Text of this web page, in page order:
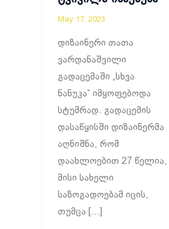
May 17, 2023
დიზაინერი თათა
ვარდანაშვილი
გადაცემაში „სხვა
ნანუკა“ იმყოფებოდა
სტუმრად. გადაცემის
დასაწყისში დიზაინერმა
აღნიშნა, რომ
დაახლოებით 27 წელია,
მისი სახელი
საზოგადოებამ იცის,
თუმცა […]